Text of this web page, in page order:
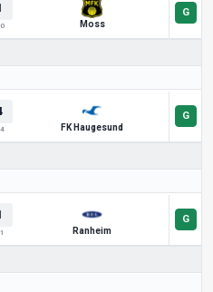
Moss
FK Haugesund
Ranheim